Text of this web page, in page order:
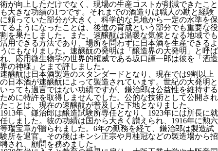
術が向上しただけでなく、現場の生産コストが削減できたこと
も大きな功績の1つです。それまでの酒造りは職人の勘と経験
に頼っていた部分が大きく、科学的な見地から一定の水準を保
てるようになったことは、後進の育成という部分でも重要な役
割を果たしました。また、速醸酛は温暖な気候となる地域でも
活用できる方法であり、場所を問わずに日本酒を生産できるよ
うにもなりました。速醸酛の発明は「醸造界の大発明」と呼ば
れ、応用微生物学の世界的権威である坂口謹一郎は彼を「酒造
界の神様」とまで評しました。
速醸酛は日本酒製造のスタンダードとなり、現在では9割以上
の日本酒が速醸酛によって製造されています。世紀の大発明と
いっても過言ではない功績ですが、鎌治郎は公益性を維持する
ために特許を取得しませんでした。公的な技術として公開され
たことは、現在の速醸酛が普及した下地となりました。
1913年、鎌治郎は醸造試験所専任となり、1923年には所長に就
任しました。彼の功績は国から大きく讃えられ、1916年に勲六
等瑞宝章が贈られました。6年の勤務を経て、鎌治郎は製造試
験所を退官。その後はキンシ正宗や月桂冠などの製造場から招
聘され、顧問を務めました。